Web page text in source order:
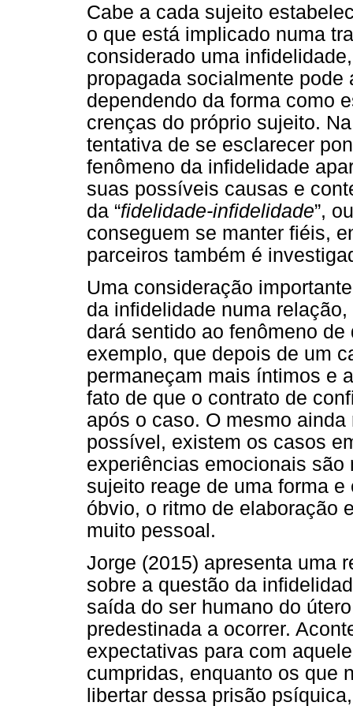
Cabe a cada sujeito
o que está implicado numa
considerado uma
propagada socialmente
dependendo da forma como
crenças do próprio sujeito.
tentativa de se esclarecer
fenômeno da infidelidade
suas possíveis causas e
da “fidelidade-infidelidade”,
conseguem se manter fiéis,
parceiros também é
Uma consideração
da infidelidade numa
dará sentido ao fenômeno
exemplo, que depois de um
permaneçam mais íntimos e
fato de que o contrato de
após o caso. O mesmo
possível, existem os casos
experiências emocionais
sujeito reage de uma forma
óbvio, o ritmo de elaboração
muito pessoal.
Jorge (2015) apresenta uma
sobre a questão da
saída do ser humano do
predestinada a ocorrer.
expectativas para com
cumpridas, enquanto os que
libertar dessa prisão